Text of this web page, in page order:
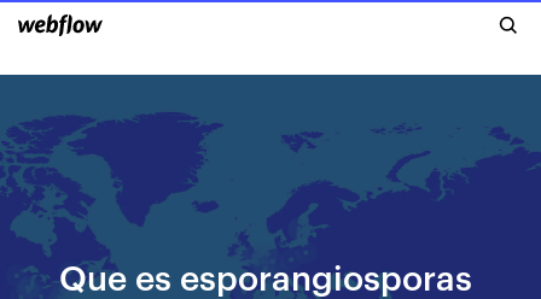
Que es esporangiosporas